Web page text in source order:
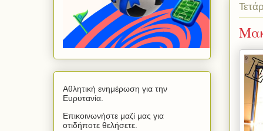
Αθλητική ενημέρωση για την
Ευρυτανία.
Επικοινωνήστε μαζί μας για
οτιδήποτε θελήσετε.